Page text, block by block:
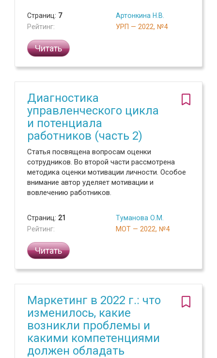
Страниц: 7
Рейтинг:
Артонкина Н.В.
УРП — 2022, №4
Читать
Диагностика
управленческого цикла
и потенциала
работников (часть 2)
Статья посвящена вопросам оценки
сотрудников. Во второй части рассмотрена
методика оценки мотивации личности. Особое
внимание автор уделяет мотивации и
вовлечению работников.
Страниц: 21
Рейтинг:
Туманова О.М.
МОТ — 2022, №4
Читать
Маркетинг в 2022 г.: что
изменилось, какие
возникли проблемы и
какими компетенциями
должен обладать